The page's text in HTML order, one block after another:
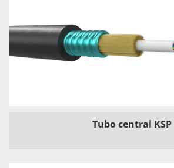
Tubo central KSP